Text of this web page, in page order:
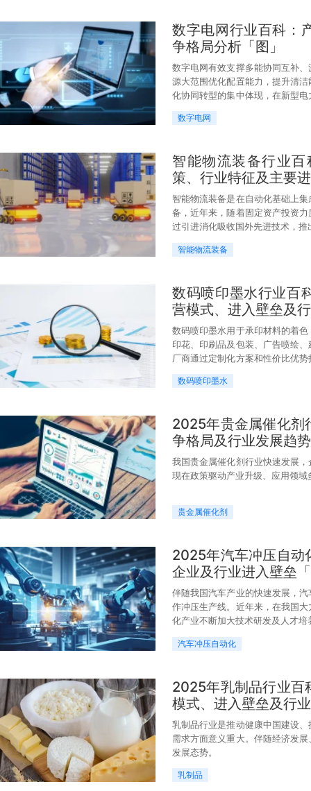
数字电网行业百科：
争格局分析「图」
数字电网有效支撑多能协同互补
源大范围优化配置能力，提升清
化协同转型的集中体现，在新型
是电网发展的新阶段。
数字电网
智能物流装备行业
策、行业特征及主要
智能物流装备是在自动化基础上
备，近年来，随着固定资产投资
过引进消化吸收国外先进技术，
智能物流装备
数码喷印墨水行业百
营模式、进入壁垒及
数码喷印墨水用于承印材料的着
印花、印刷品及包装、广告喷绘
厂商通过定制化方案和性价比优
一。
数码喷印墨水
2025年贵金属催化剂
争格局及行业发展趋
我国贵金属催化剂行业快速发展
现在政策驱动产业升级、应用领
贵金属催化剂
2025年汽车冲压自动
企业及行业进入壁垒
伴随我国汽车产业的快速发展，
作冲压生产线。近年来，在我国
化产业不断加大技术研发及人才
汽车冲压自动化
2025年乳制品行业百
模式、进入壁垒及行
乳制品行业是推动健康中国建设
需求方面意义重大。伴随经济发
发展态势。
乳制品